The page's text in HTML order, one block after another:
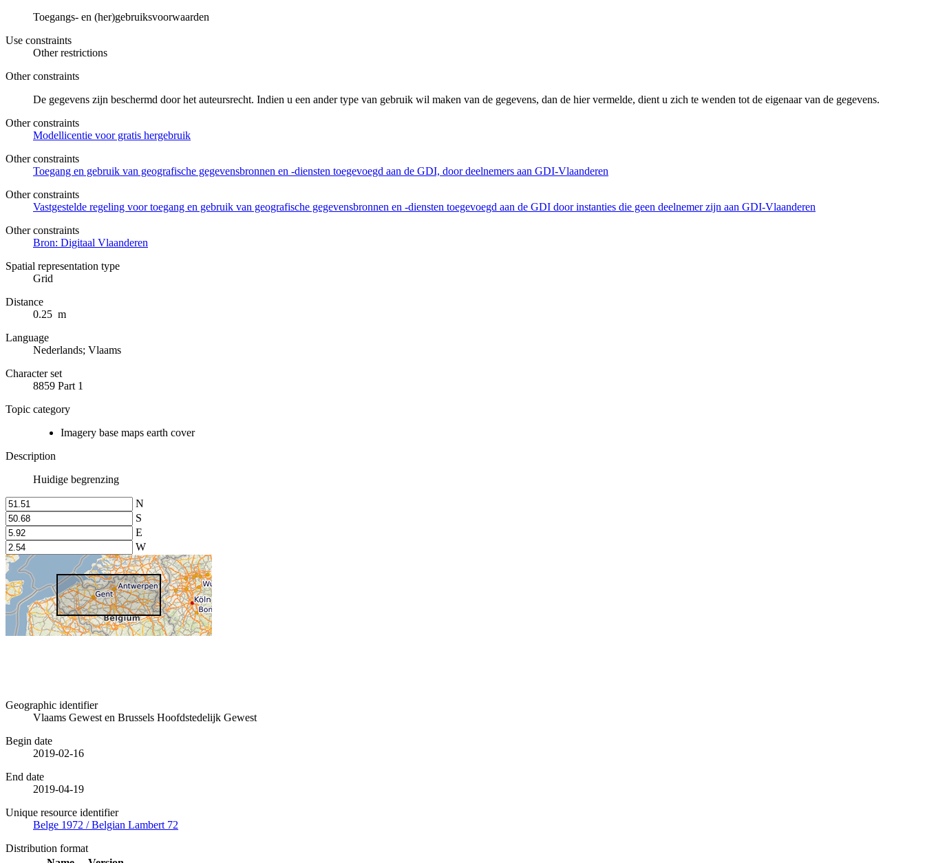
Toegangs- en (her)gebruiksvoorwaarden
Use constraints
Other restrictions
Other constraints
De gegevens zijn beschermd door het auteursrecht. Indien u een ander type van gebruik wil maken van de gegevens, dan de hier vermelde, dient u zich te wenden tot de eigenaar van de gegevens.
Other constraints
Modellicentie voor gratis hergebruik
Other constraints
Toegang en gebruik van geografische gegevensbronnen en -diensten toegevoegd aan de GDI, door deelnemers aan GDI-Vlaanderen
Other constraints
Vastgestelde regeling voor toegang en gebruik van geografische gegevensbronnen en -diensten toegevoegd aan de GDI door instanties die geen deelnemer zijn aan GDI-Vlaanderen
Other constraints
Bron: Digitaal Vlaanderen
Spatial representation type
Grid
Distance
0.25 m
Language
Nederlands; Vlaams
Character set
8859 Part 1
Topic category
Imagery base maps earth cover
Description
Huidige begrenzing
N
S
E
W
Geographic identifier
Vlaams Gewest en Brussels Hoofdstedelijk Gewest
Begin date
2019-02-16
End date
2019-04-19
Unique resource identifier
Belge 1972 / Belgian Lambert 72
Distribution format